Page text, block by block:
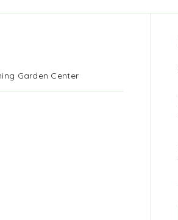
Garden Center